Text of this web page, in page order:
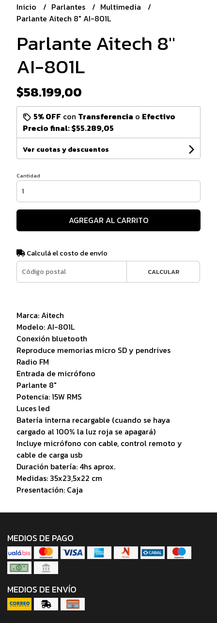
Inicio Parlantes
Multimedia
Parlante Aitech 8" AI-801L
Parlante Aitech 8"
AI-801L
$58.199,00
5% OFF con Transferencia o Efectivo
Precio final:$55.289,05
Ver cuotas y descuentos
Cantidad
AGREGAR AL CARRITO
Calculá el costo de envío
CALCULAR
Marca: Aitech
Modelo: AI-801L
Conexión bluetooth
Reproduce memorias micro SD y pendrives
Radio FM
Entrada de micrófono
Parlante 8"
Potencia: 15W RMS
Luces led
Batería interna recargable (cuando se haya
cargado al 100% la luz roja se apagará)
Incluye micrófono con cable, control remoto y
cable de carga usb
Duración batería: 4hs aprox.
Medidas: 35x23,5x22 cm
Presentación: Caja
MEDIOS DE PAGO
MEDIOS DE ENVÍO